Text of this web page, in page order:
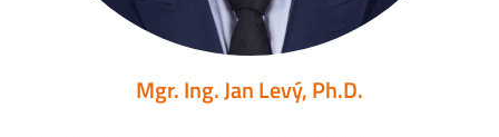
Mgr. Ing. Jan Levý, Ph.D.